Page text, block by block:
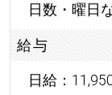
日数・曜日
給与
日給：